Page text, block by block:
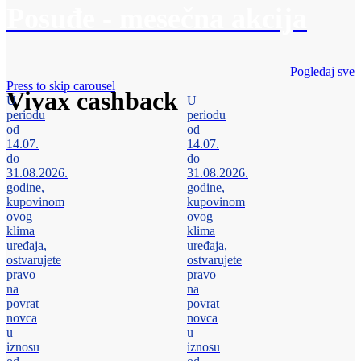
Vivax cashback
Pogledaj sve
Press to skip carousel
U
periodu
od
14.07.
do
31.08.2026.
godine,
kupovinom
ovog
klima
uređaja,
ostvarujete
pravo
na
povrat
novca
u
iznosu
U
periodu
od
14.07.
do
31.08.2026.
godine,
kupovinom
ovog
klima
uređaja,
ostvarujete
pravo
na
povrat
novca
u
iznosu